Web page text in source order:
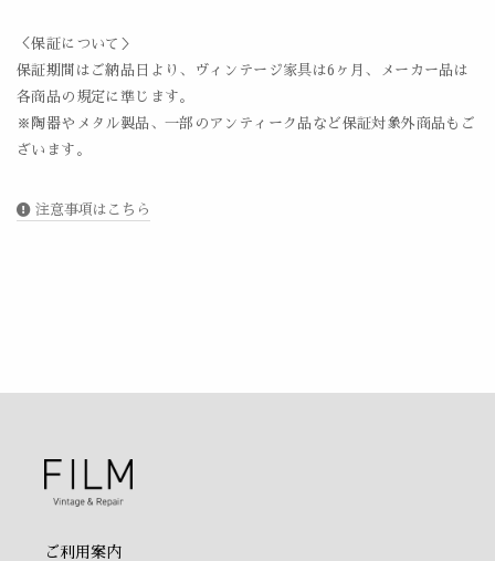
＜保証について＞
保証期間はご納品日より、ヴィンテージ家具は6ヶ月、メーカー品は
各商品の規定に準じます。
※陶器やメタル製品、一部のアンティーク品など保証対象外商品もご
ざいます。
注意事項はこちら
ご利用案内